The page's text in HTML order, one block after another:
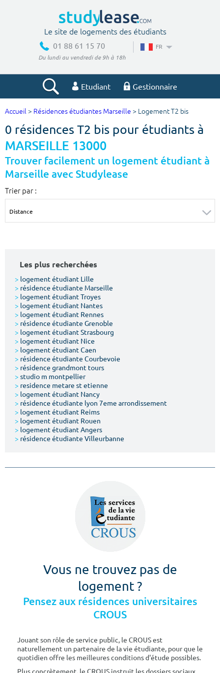
Le site de logements des étudiants
01 88 61 15 70
Du lundi au vendredi de 9h à 18h
FR
Etudiant Gestionnaire
Votre recherche
Ville, école
Type de location
Votre date d'entrée
Accueil > Résidences étudiantes Marseille > Logement T2 bis
0 résidences T2 bis pour étudiants à
MARSEILLE 13000
Trouver facilement un logement étudiant à
Marseille avec Studylease
Trier par :
Les plus recherchées
> logement étudiant Lille
> résidence étudiante Marseille
> logement étudiant Troyes
> logement étudiant Nantes
> logement étudiant Rennes
> résidence étudiante Grenoble
> logement étudiant Strasbourg
> logement étudiant Nice
> logement étudiant Caen
> résidence étudiante Courbevoie
> résidence grandmont tours
> studio m montpellier
> residence metare st etienne
> logement étudiant Nancy
> résidence étudiante lyon 7eme arrondissement
> logement étudiant Reims
> logement étudiant Rouen
> logement étudiant Angers
> résidence étudiante Villeurbanne
Vous ne trouvez pas de
logement ?
Pensez aux résidences universitaires
CROUS
Jouant son rôle de service public, le CROUS est
naturellement un partenaire de la vie étudiante, pour que le
quotidien offre les meilleures conditions d'étude possibles.
Plus concrètement, le CROUS instruit les dossiers sociaux